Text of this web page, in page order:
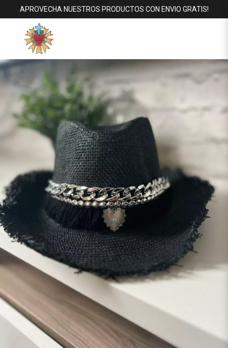
APROVECHA NUESTROS PRODUCTOS CON ENVIO GRATIS!